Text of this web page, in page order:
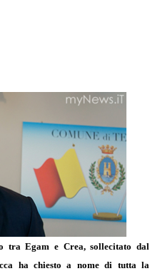
tra Egam e Crea, sollecitato dal
ha chiesto a nome di tutta la